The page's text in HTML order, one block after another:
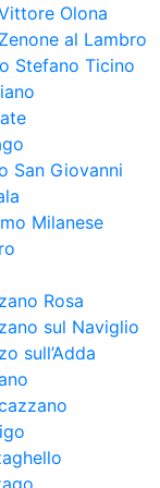
Olona
al Lambro
Stefano Ticino
San Giovanni
Milanese
Rosa
sul Naviglio
sull’Adda